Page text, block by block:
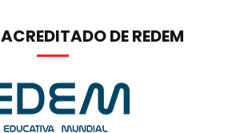
DE REDEM